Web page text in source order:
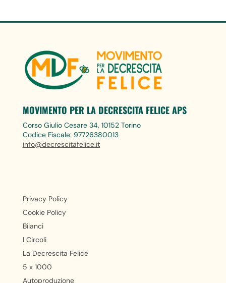
MOVIMENTO PER LA DECRESCITA FELICE APS
Corso Giulio Cesare 34, 10152 Torino
Codice Fiscale: 97726380013
info@decrescitafelice.it
Privacy Policy
Cookie Policy
Bilanci
I Circoli
La Decrescita Felice
5 x 1000
Autoproduzione